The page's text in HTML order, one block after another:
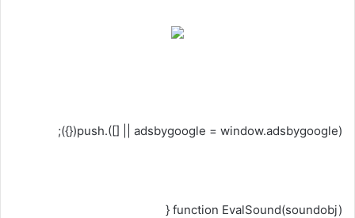
(adsbygoogle = window.adsbygoogle || []).push({});
function EvalSound(soundobj) {